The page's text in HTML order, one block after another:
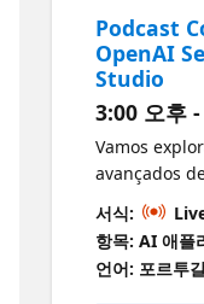
generate
and
diagrams to
architecture
everything
of this
leveraged to
resources
but also to
existing
Podcast
OpenAI
Studio
3:00 오후
Vamos
avançados
com .NET e
copiloto
uma URL de
uma
서식:
항목: AI 애플
언어: 포르투